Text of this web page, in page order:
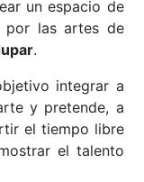
un espacio de
por las artes de
.
integrar a
y pretende, a
el tiempo libre
el talento